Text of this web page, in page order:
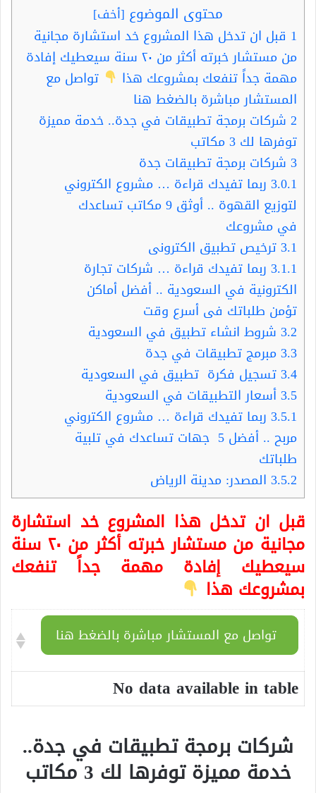
محتوى الموضوع [أخف]
1 قبل ان تدخل هذا المشروع خد استشارة مجانية
من مستشار خبرته أكثر من ٢٠ سنة سيعطيك إفادة
مهمة جداً تنفعك بمشروعك هذا
تواصل مع
المستشار مباشرة بالضغط هنا
2 شركات برمجة تطبيقات في جدة.. خدمة مميزة
توفرها لك 3 مكاتب
3 شركات برمجة تطبيقات جدة
3.0.1 ربما تفيدك قراءة … مشروع الكتروني
لتوزيع القهوة .. أوثق 9 مكاتب تساعدك
في مشروعك
3.1ترخيص تطبيق الكترونى
3.1.1 ربما تفيدك قراءة … شركات تجارة
الكترونية في السعودية .. أفضل أماكن
تؤمن طلباتك فى أسرع وقت
3.2 شروط انشاء تطبيق في السعودية
3.3مبرمج تطبيقات في جدة
3.4تسجيل فكرة تطبيق في السعودية
3.5أسعار التطبيقات في السعودية
3.5.1 ربما تفيدك قراءة … مشروع الكتروني
مربح .. أفضل 5 جهات تساعدك في تلبية
طلباتك
3.5.2 المصدر: مدينة الرياض
قبل ان تدخل هذا المشروع خد استشارة
مجانية من مستشار خبرته أكثر من ٢٠ سنة
سيعطيك إفادة مهمة جداً تنفعك
بمشروعك هذا
تواصل مع المستشار مباشرة بالضغط هنا
No data available in table
شركات برمجة تطبيقات في جدة.
.
خدمة مميزة توفرها لك 3 مكاتب